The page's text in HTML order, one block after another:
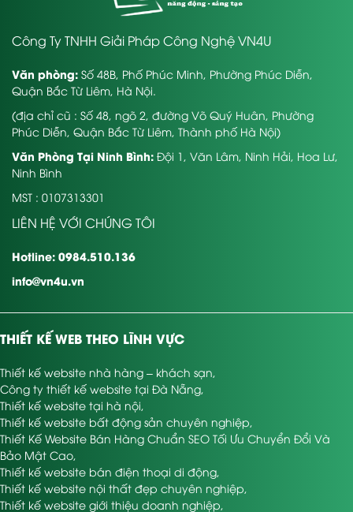
Công Ty TNHH Giải Pháp Công Nghệ VN4U
Văn phòng: Số 48B, Phố Phúc Minh, Phường Phúc Diễn,
Quận Bắc Từ Liêm, Hà Nội.
(địa chỉ cũ : Số 48, ngõ 2, đường Võ Quý Huân, Phường
Phúc Diễn, Quận Bắc Từ Liêm, Thành phố Hà Nội)
Văn Phòng Tại Ninh Bình: Đội 1, Văn Lâm, Ninh Hải, Hoa Lư,
Ninh Bình
MST : 0107313301
LIÊN HỆ VỚI CHÚNG TÔI
Hotline: 0984.510.136
info@vn4u.vn
THIẾT KẾ WEB THEO LĨNH VỰC
Thiết kế website nhà hàng – khách sạn,
Công ty thiết kế website tại Đà Nẵng,
Thiết kế website tại hà nội,
Thiết kế website bất động sản chuyên nghiệp,
Thiết Kế Website Bán Hàng Chuẩn SEO Tối Ưu Chuyển Đổi Và
Bảo Mật Cao,
Thiết kế website bán điện thoại di động,
Thiết kế website nội thất đẹp chuyên nghiệp,
Thiết kế website giới thiệu doanh nghiệp,